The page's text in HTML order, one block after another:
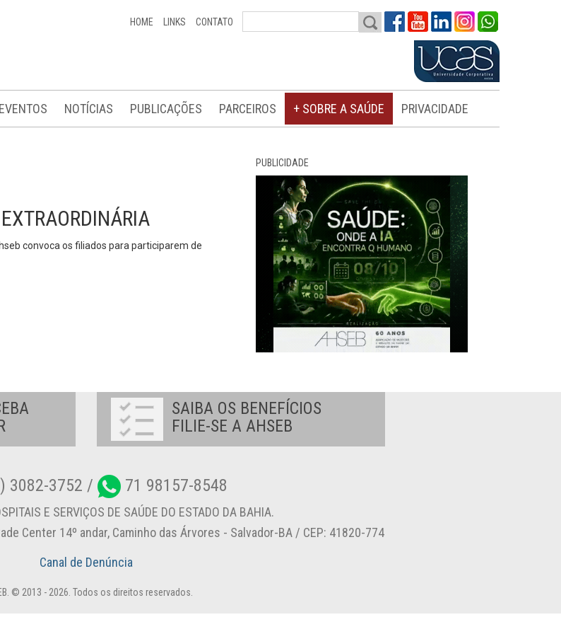
HOME LINKS CONTATO
NOTÍCIAS PUBLICAÇÕES PARCEIROS + SOBRE A SAÚDE PRIVACIDADE
convoca os filiados para participarem de
PUBLICIDADE
SAIBA OS BENEFÍCIOS
FILIE-SE A AHSEB
3082-3752 / 71 98157-8548
E SERVIÇOS DE SAÚDE DO ESTADO DA BAHIA.
Center 14º andar, Caminho das Árvores - Salvador-BA / CEP: 41820-774
Canal de Denúncia
© 2013 - 2026. Todos os direitos reservados.